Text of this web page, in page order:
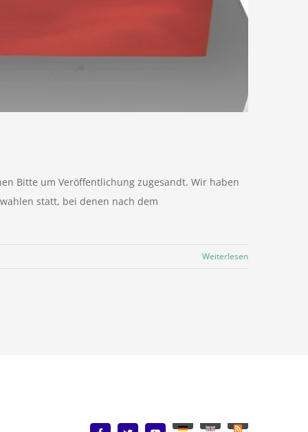
Bitte um Veröffentlichung zugesandt. Wir haben
statt, bei denen nach dem
Weiterlesen
DeutschEnglishBenutzerdefiniert